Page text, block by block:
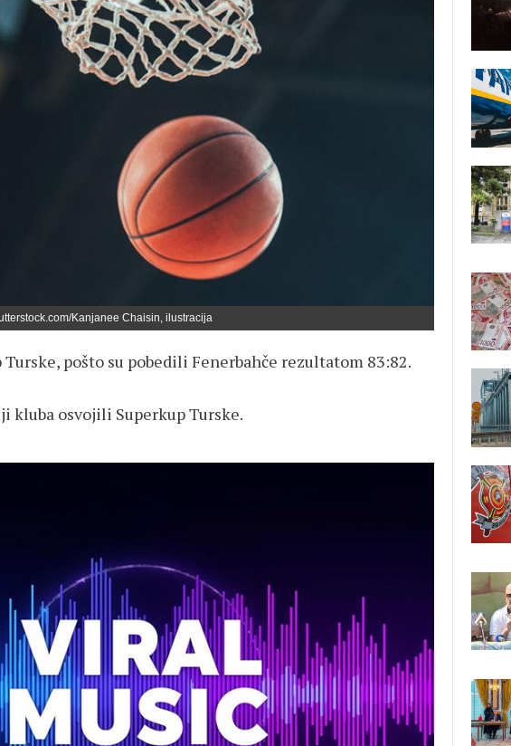
Kanjanee Chaisin, ilustracija
pošto su pobedili Fenerbahče rezultatom 83:82.
kluba osvojili Superkup Turske.